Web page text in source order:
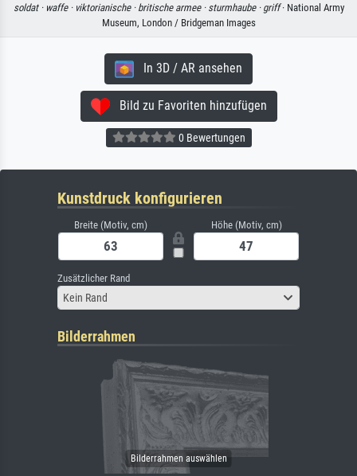
soldat · waffe · viktorianische · britische armee · sturmhaube · griff· National Army
Museum, London / Bridgeman Images
In 3D / AR ansehen
Bild zu Favoriten hinzufügen
0 Bewertungen
Kunstdruck konfigurieren
Breite (Motiv, cm) Höhe (Motiv, cm)
Zusätzlicher Rand
Kein Rand
Bilderrahmen